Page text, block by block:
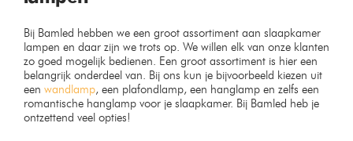
Bij Bamled hebben we een groot assortiment aan slaapkamer
lampen en daar zijn we trots op. We willen elk van onze klanten
zo goed mogelijk bedienen. Een groot assortiment is hier een
belangrijk onderdeel van. Bij ons kun je bijvoorbeeld kiezen uit
een wandlamp, een plafondlamp, een hanglamp en zelfs een
romantische hanglamp voor je slaapkamer. Bij Bamled heb je
ontzettend veel opties!